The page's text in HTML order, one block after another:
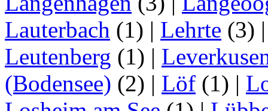
Lauterbach (1) | Lehrte (3)
Leutenberg (1) |
(Bodensee) (2) | Löf (1) |